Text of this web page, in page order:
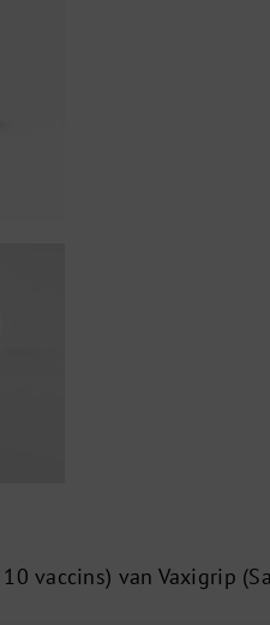
vaccins) van Vaxigrip